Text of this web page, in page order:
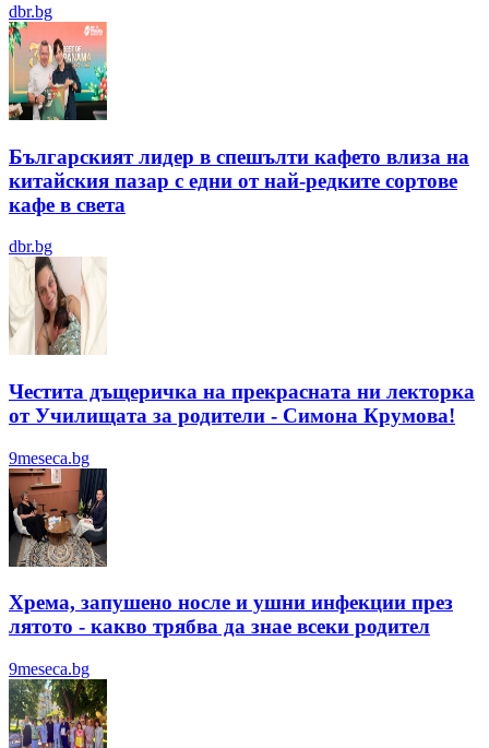
dbr.bg
Българският лидер в спешълти кафето влиза на
китайския пазар с едни от най-редките сортове
кафе в света
dbr.bg
Честита дъщеричка на прекрасната ни лекторка
от Училищата за родители - Симона Крумова!
9meseca.bg
Хрема, запушено носле и ушни инфекции през
лятотo - какво трябва да знае всеки родител
9meseca.bg